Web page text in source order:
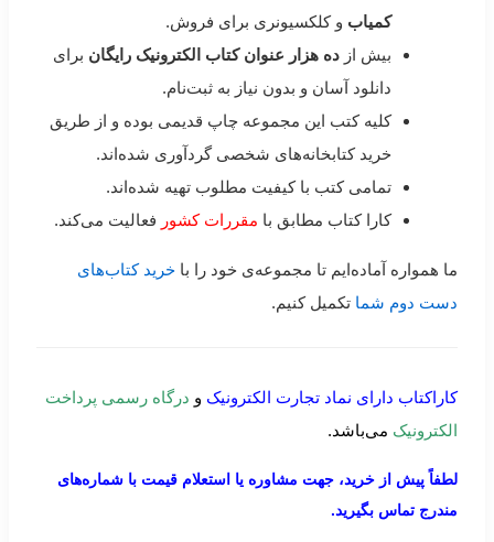
کمیاب و کلکسیونری برای فروش.
بیش از ده هزار عنوان کتاب الکترونیک رایگان برای
دانلود آسان و بدون نیاز به ثبت‌نام.
کلیه کتب این مجموعه چاپ قدیمی بوده و از طریق
خرید کتابخانه‌های شخصی گردآوری شده‌اند.
تمامی کتب با کیفیت مطلوب تهیه شده‌اند.
کارا کتاب مطابق با مقررات کشور فعالیت می‌کند.
ما همواره آماده‌ایم تا مجموعه‌ی خود را با خرید کتاب‌های
دست دوم شما تکمیل کنیم.
کاراکتاب دارای نماد تجارت الکترونیک و درگاه رسمی پرداخت
الکترونیک می‌باشد.
لطفاً پیش از خرید، جهت مشاوره یا استعلام قیمت با شماره‌های
مندرج تماس بگیرید.